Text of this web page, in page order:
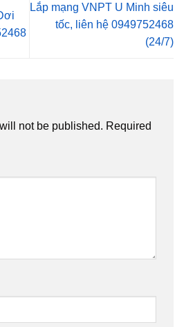
Lắp mạng VNPT U Minh siêu
tốc, liên hệ 0949752468
(24/7)
not be published. Required